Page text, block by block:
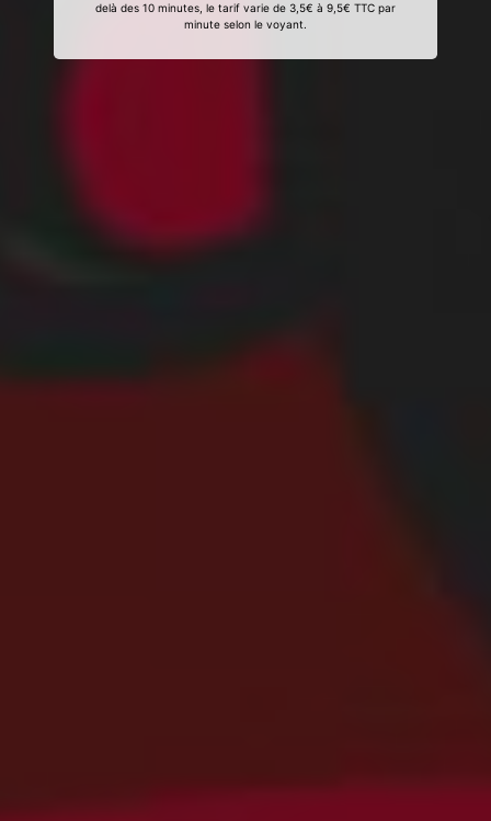
delà des 10 minutes, le tarif varie de 3,5€ à 9,5€ TTC par
minute selon le voyant.